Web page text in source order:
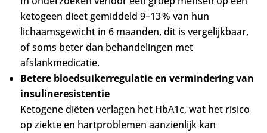
ketogeen dieet gemiddeld 9–13 % van hun
lichaamsgewicht in 6 maanden, dit is vergelijkbaar,
of soms beter dan behandelingen met
afslankmedicatie.
Betere bloedsuikerregulatie en vermindering van
insulineresistentie
Ketogene diëten verlagen het HbA1c, wat het risico
op ziekte en hartproblemen aanzienlijk kan